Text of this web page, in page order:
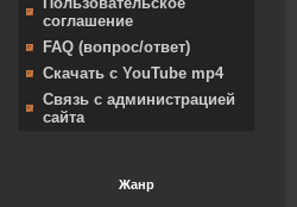
соглашение
FAQ (вопрос/ответ)
Скачать с YouTube mp4
Связь с администрацией
сайта
Жанр